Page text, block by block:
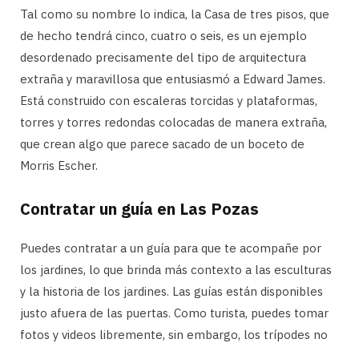
Tal como su nombre lo indica, la Casa de tres pisos, que
de hecho tendrá cinco, cuatro o seis, es un ejemplo
desordenado precisamente del tipo de arquitectura
extraña y maravillosa que entusiasmó a Edward James.
Está construido con escaleras torcidas y plataformas,
torres y torres redondas colocadas de manera extraña,
que crean algo que parece sacado de un boceto de
Morris Escher.
Contratar un guía en Las Pozas
Puedes contratar a un guía para que te acompañe por
los jardines, lo que brinda más contexto a las esculturas
y la historia de los jardines. Las guías están disponibles
justo afuera de las puertas. Como turista, puedes tomar
fotos y videos libremente, sin embargo, los trípodes no